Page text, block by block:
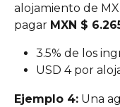
alojamiento de
pagar MXN $
3.5% de los
USD 4 por
Ejemplo 4: Una